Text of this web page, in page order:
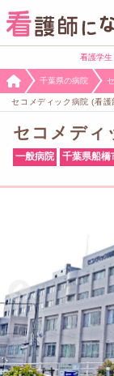
看護学生
千葉県の病院
セコメディック病院 (看護
セコメディ
一般病院 千葉県船橋